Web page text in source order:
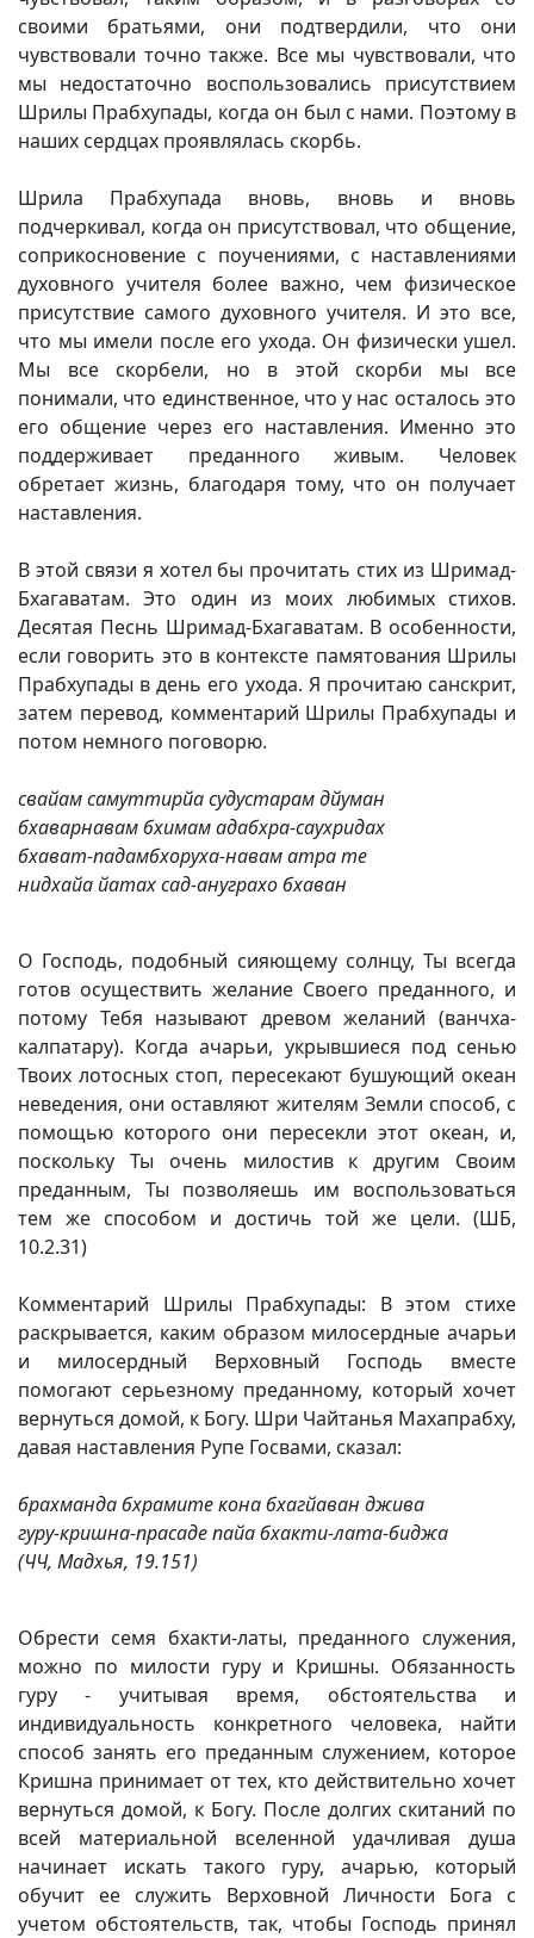
своими братьями, они подтвердили, что они
чувствовали точно также. Все мы чувствовали, что
мы недостаточно воспользовались присутствием
Шрилы Прабхупады, когда он был с нами. Поэтому в
наших сердцах проявлялась скорбь.
Шрила Прабхупада вновь, вновь и вновь
подчеркивал, когда он присутствовал, что общение,
соприкосновение с поучениями, с наставлениями
духовного учителя более важно, чем физическое
присутствие самого духовного учителя. И это все,
что мы имели после его ухода. Он физически ушел.
Мы все скорбели, но в этой скорби мы все
понимали, что единственное, что у нас осталось это
его общение через его наставления. Именно это
поддерживает преданного живым. Человек
обретает жизнь, благодаря тому, что он получает
наставления.
В этой связи я хотел бы прочитать стих из Шримад-
Бхагаватам. Это один из моих любимых стихов.
Десятая Песнь Шримад-Бхагаватам. В особенности,
если говорить это в контексте памятования Шрилы
Прабхупады в день его ухода. Я прочитаю санскрит,
затем перевод, комментарий Шрилы Прабхупады и
потом немного поговорю.
свайам самуттирйа судустарам дйуман
бхаварнавам бхимам адабхра-саухридах
бхават-падамбхоруха-навам атра те
нидхайа йатах сад-ануграхо бхаван
О Господь, подобный сияющему солнцу, Ты всегда
готов осуществить желание Своего преданного, и
потому Тебя называют древом желаний (ванчха-
калпатару). Когда ачарьи, укрывшиеся под сенью
Твоих лотосных стоп, пересекают бушующий океан
неведения, они оставляют жителям Земли способ, с
помощью которого они пересекли этот океан, и,
поскольку Ты очень милостив к другим Своим
преданным, Ты позволяешь им воспользоваться
тем же способом и достичь той же цели. (ШБ,
10.2.31)
Комментарий Шрилы Прабхупады: В этом стихе
раскрывается, каким образом милосердные ачарьи
и милосердный Верховный Господь вместе
помогают серьезному преданному, который хочет
вернуться домой, к Богу. Шри Чайтанья Махапрабху,
давая наставления Рупе Госвами, сказал:
брахманда бхрамите кона бхагйаван джива
гуру-кришна-прасаде пайа бхакти-лата-биджа
(ЧЧ, Мадхья, 19.151)
Обрести семя бхакти-латы, преданного служения,
можно по милости гуру и Кришны. Обязанность
гуру - учитывая время, обстоятельства и
индивидуальность конкретного человека, найти
способ занять его преданным служением, которое
Кришна принимает от тех, кто действительно хочет
вернуться домой, к Богу. После долгих скитаний по
всей материальной вселенной удачливая душа
начинает искать такого гуру, ачарью, который
обучит ее служить Верховной Личности Бога с
учетом обстоятельств, так, чтобы Господь принял